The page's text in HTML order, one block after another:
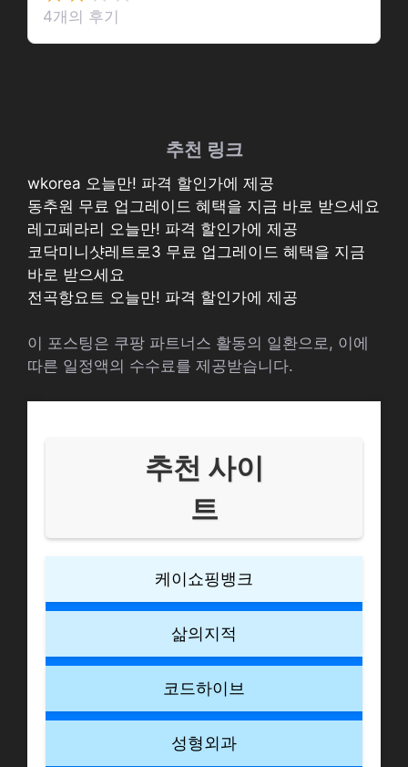
★★
★
★
4개의 후기
추천 링크
wkorea 오늘만! 파격 할인가에 제공
동추원 무료 업그레이드 혜택을 지금 바로 받으세요
레고페라리 오늘만! 파격 할인가에 제공
코닥미니샷레트로3 무료 업그레이드 혜택을 지금
바로 받으세요
전곡항요트 오늘만! 파격 할인가에 제공
이 포스팅은 쿠팡 파트너스 활동의 일환으로, 이에
따른 일정액의 수수료를 제공받습니다.
추천 사이
트
케이쇼핑뱅크
삶의지적
코드하이브
성형외과